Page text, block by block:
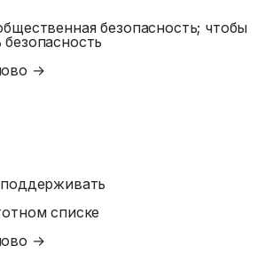
безопасность; чтобы
→
списке
→